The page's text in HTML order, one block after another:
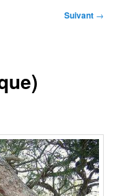
Suivant →